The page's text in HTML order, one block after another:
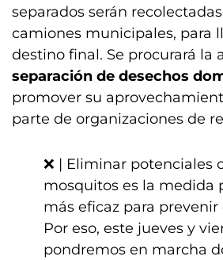
separados serán
camiones municipales, para
destino final. Se procurará la
separación de desechos
promover su
parte de organizaciones de
❌ | Eliminar potenciales
mosquitos es la medida
más eficaz para prevenir
Por eso, este jueves y
pondremos en marcha